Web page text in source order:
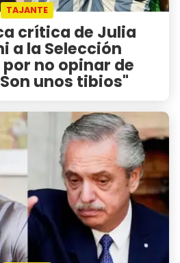
TAJANTE
crítica de Julia
a la Selección
no opinar de
unos tibios"